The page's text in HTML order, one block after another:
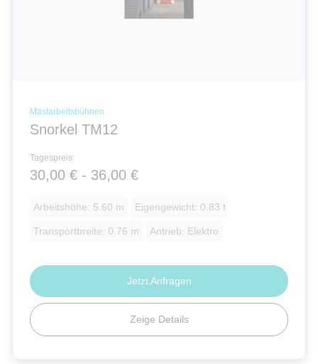
Mastarbeitsbühnen
Snorkel TM12
Tagespreis:
30,00 € - 36,00 €
Arbeitshöhe: 5.60 m Eigengewicht: 0.83 t
Transportbreite: 0.76 m Antrieb: Elektro
Zeige Details
Jetzt Anfragen